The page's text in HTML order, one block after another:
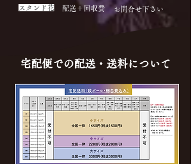
​スタンド花
配送＋回収費 お問合せ下さい
宅配便での配送・送料について